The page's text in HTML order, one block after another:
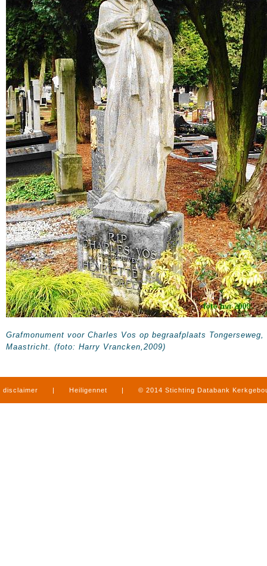
Grafmonument voor Charles Vos op begraafplaats Tongerseweg,
Maastricht. (foto: Harry Vrancken,2009)
disclaimer | Heiligennet | © 2014 Stichting Databank